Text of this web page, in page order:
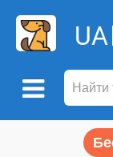
UA